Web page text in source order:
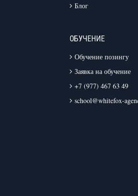
Блог
ОБУЧЕНИЕ
Обучение позингу
Заявка на обучение
+7 (977) 467 63 49
school@whitefox-